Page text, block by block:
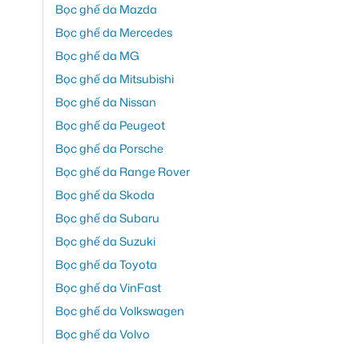
Bọc ghế da Mazda
Bọc ghế da Mercedes
Bọc ghế da MG
Bọc ghế da Mitsubishi
Bọc ghế da Nissan
Bọc ghế da Peugeot
Bọc ghế da Porsche
Bọc ghế da Range Rover
Bọc ghế da Skoda
Bọc ghế da Subaru
Bọc ghế da Suzuki
Bọc ghế da Toyota
Bọc ghế da VinFast
Bọc ghế da Volkswagen
Bọc ghế da Volvo